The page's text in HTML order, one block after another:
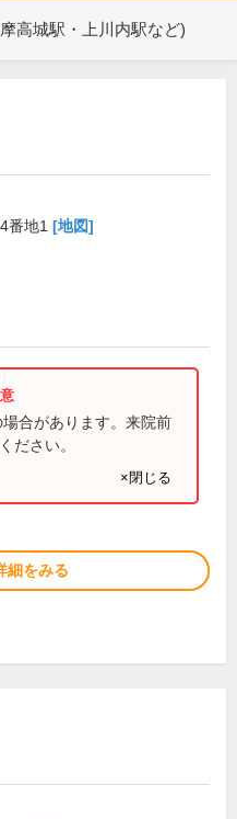
高城駅・上川内駅など)
番地1 [地図]
合があります。来院前
ださい。
×閉じる
細をみる